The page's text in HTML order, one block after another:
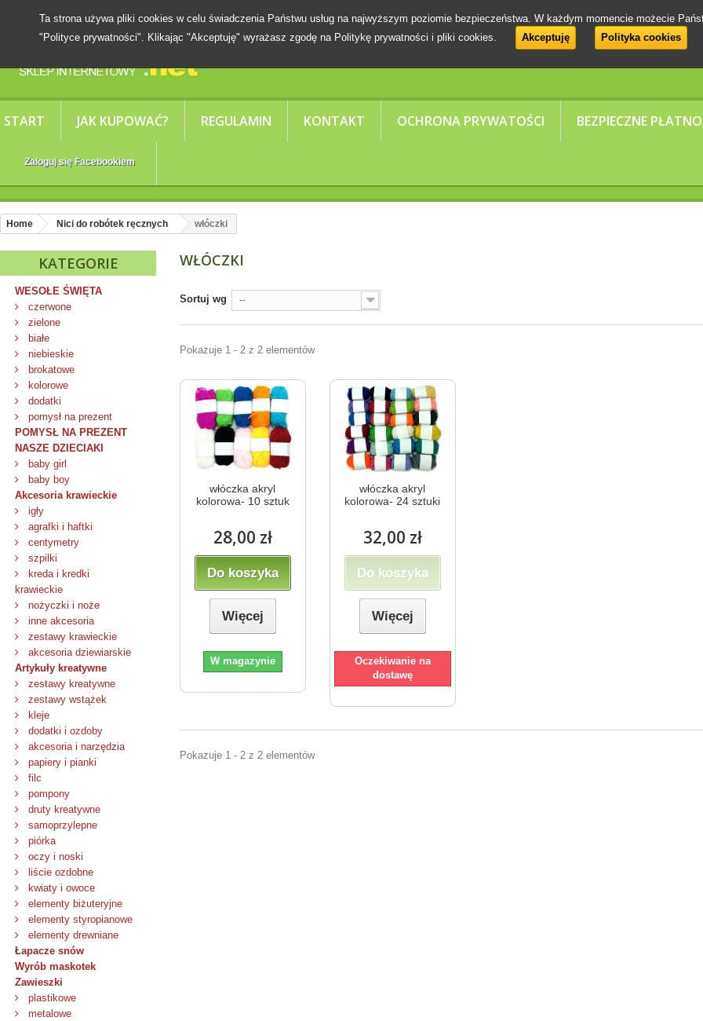
START JAK KUPOWAĆ? REGULAMIN KONTAKT OCHRONA PRYWATOŚCI BEZPIECZNE
Zaloguj się Facebookiem
Ta strona używa pliki cookies w celu świadczenia Państwu usług na najwyższym poziomie bezpieczeństwa. W każdym momencie możecie
"Polityce prywatności". Klikając "Akceptuję" wyrażasz zgodę na Politykę prywatności i pliki cookies.
Akceptuję Polityka cookies
Home Nici do robótek ręcznych włóczki
KATEGORIE
WESOŁE ŚWIĘTA
czerwone
zielone
białe
niebieskie
brokatowe
kolorowe
dodatki
pomysł na prezent
POMYSŁ NA PREZENT
NASZE DZIECIAKI
baby girl
baby boy
Akcesoria krawieckie
igły
agrafki i haftki
centymetry
szpilki
kreda i kredki
krawieckie
nożyczki i noże
inne akcesoria
zestawy krawieckie
akcesoria dziewiarskie
Artykuły kreatywne
zestawy kreatywne
zestawy wstążek
kleje
dodatki i ozdoby
akcesoria i narzędzia
papiery i pianki
filc
pompony
druty kreatywne
samoprzylepne
piórka
oczy i noski
liście ozdobne
kwiaty i owoce
elementy biżuteryjne
elementy styropianowe
elementy drewniane
Łapacze snów
Wyrób maskotek
Zawieszki
plastikowe
metalowe
WŁÓCZKI
Sortuj wg --
Pokazuje 1 - 2 z 2 elementów
włóczka akryl
kolorowa- 10 sztuk
28,00 zł
Do koszyka
Więcej
W magazynie
włóczka akryl
kolorowa- 24 sztuki
32,00 zł
Do koszyka
Więcej
Oczekiwanie na
dostawę
Pokazuje 1 - 2 z 2 elementów